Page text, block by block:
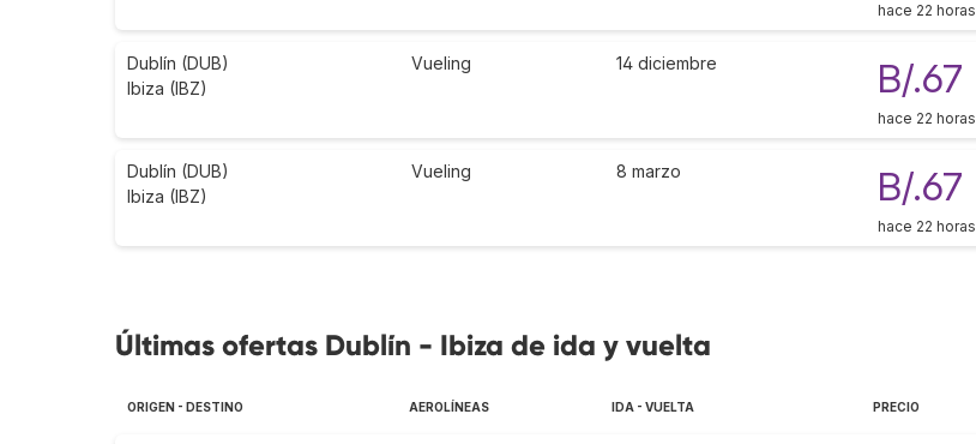
hace 22 horas
Dublín (DUB)
Ibiza (IBZ)
Vueling 14 diciembre B/.67
hace 22 horas
Dublín (DUB)
Ibiza (IBZ)
Vueling 8 marzo B/.67
hace 22 horas
Últimas ofertas Dublín - Ibiza de ida y vuelta
ORIGEN - DESTINO AEROLÍNEAS IDA - VUELTA PRECIO